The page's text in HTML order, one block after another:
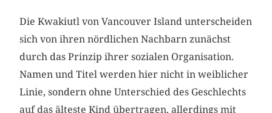
Die Kwakiutl von Vancouver Island unterscheiden
sich von ihren nördlichen Nachbarn zunächst
durch das Prinzip ihrer sozialen Organisation.
Namen und Titel werden hier nicht in weiblicher
Linie, sondern ohne Unterschied des Geschlechts
auf das älteste Kind übertragen, allerdings mit